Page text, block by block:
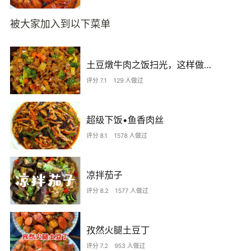
被大家加入到以下菜单
土豆燉牛肉之饭扫光，这样做也太香了吧，还没出锅已是浓香四溢了
评分 7.1 129 人做过
超级下饭•鱼香肉丝
评分 8.1 1578 人做过
凉拌茄子
评分 8.2 1577 人做过
孜然火腿土豆丁
评分 7.2 953 人做过